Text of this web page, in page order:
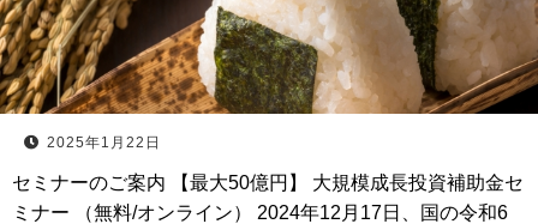
2025年1月22日
セミナーのご案内 【最大50億円】 大規模成長投資補助金セ
ミナー （無料/オンライン） 2024年12月17日、国の令和6